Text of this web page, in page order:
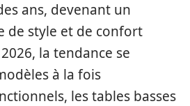
ans, devenant un
de style et de confort
la tendance se
à la fois
les tables basses